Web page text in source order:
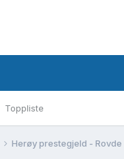
Toppliste
Herøy prestegjeld - Rovde